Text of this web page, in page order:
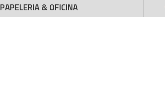
PAPELERIA & OFICINA